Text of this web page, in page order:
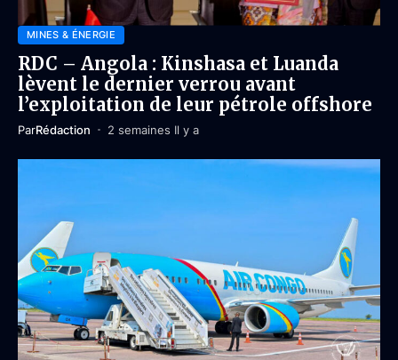
MINES & ÉNERGIE
RDC – Angola : Kinshasa et Luanda
lèvent le dernier verrou avant
l’exploitation de leur pétrole offshore
ParRédaction 2 semaines Il y a